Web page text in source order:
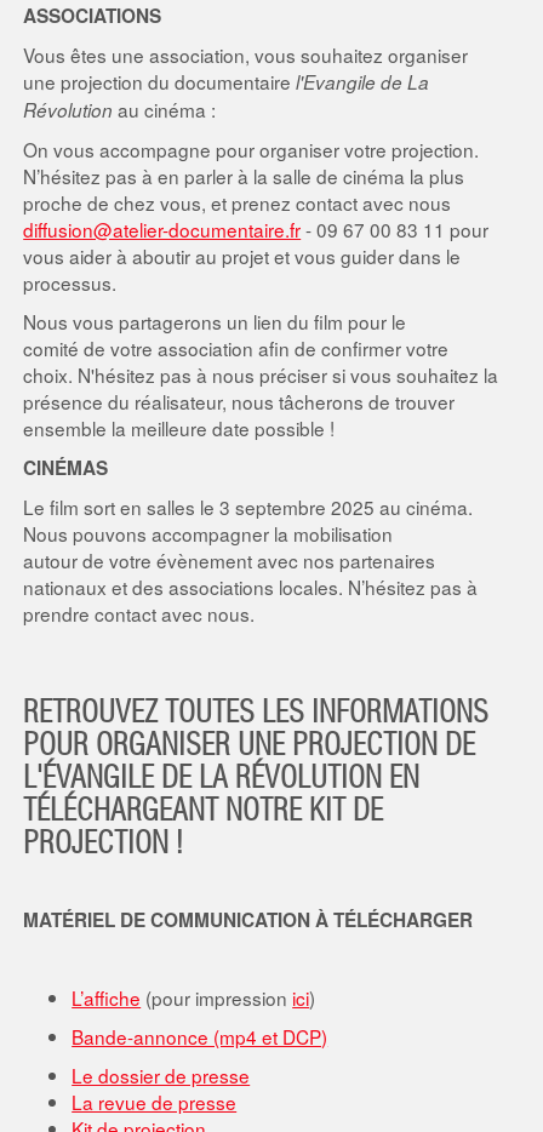
ASSOCIATIONS
Vous êtes une association, vous souhaitez organiser
une projection du documentairel'Evangilede La
Révolution au cinéma :
On vous accompagne pour organiser votre projection.
N’hésitez pas à en parler à la salle de cinéma la plus
proche de chez vous, et prenez contact avec nous
diffusion@atelier-documentaire.fr- 09 67 00 83 11 pour
vous aider à aboutir au projet et vous guider dans le
processus.
Nous vous partagerons un lien du film pour le
comité de votre association afin de confirmer votre
choix. N'hésitez pas à nous préciser si vous souhaitez la
présence du réalisateur, nous tâcherons de trouver
ensemble la meilleure date possible !
CINÉMAS
Le film sort en salles le 3 septembre 2025 au cinéma.
Nous pouvons accompagner la mobilisation
autour de votre évènement avec nos partenaires
nationaux et des associations locales. N’hésitez pas à
prendre contact avec nous.
RETROUVEZ TOUTES LES INFORMATIONS
POUR ORGANISER UNE PROJECTION DE
L'ÉVANGILE DE LA RÉVOLUTION EN
TÉLÉCHARGEANT NOTRE KIT DE
PROJECTION !
MATÉRIEL DE COMMUNICATION À TÉLÉCHARGER
L’affiche (pour impression ici)
Bande-annonce (mp4 et DCP)
Le dossier de presse
La revue de presse